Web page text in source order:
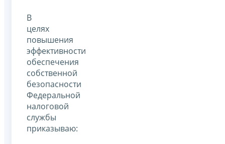
В
целях
повышения
эффективности
обеспечения
собственной
безопасности
Федеральной
налоговой
службы
приказываю: